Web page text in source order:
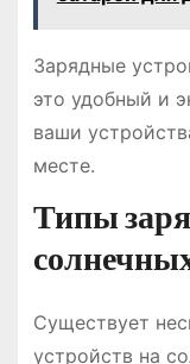
Зарядные
это удобный и
ваши
месте.
Типы
Существует
устройств на